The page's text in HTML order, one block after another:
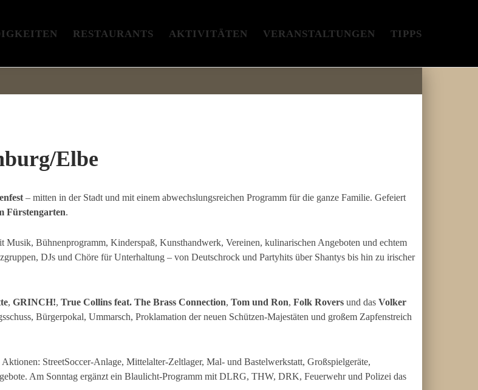
RESTAURANTS AKTIVITÄTEN VERANSTALTUNGEN TIPPS
Elbe
– mitten in der Stadt und mit einem abwechslungsreichen Programm für die ganze Familie. Gefeiert
Fürstengarten.
Musik, Bühnenprogramm, Kinderspaß, Kunsthandwerk, Vereinen, kulinarischen Angeboten und echtem
DJs und Chöre für Unterhaltung – von Deutschrock und Partyhits über Shantys bis hin zu irischer
, GRINCH!, True Collins feat. The Brass Connection, Tom und Ron, Folk Rovers und das Volker
Bürgerpokal, Ummarsch, Proklamation der neuen Schützen-Majestäten und großem Zapfenstreich
StreetSoccer-Anlage, Mittelalter-Zeltlager, Mal- und Bastelwerkstatt, Großspielgeräte,
Am Sonntag ergänzt ein Blaulicht-Programm mit DLRG, THW, DRK, Feuerwehr und Polizei das